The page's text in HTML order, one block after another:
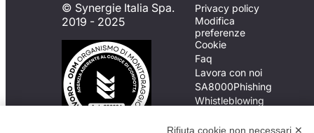
© Synergie Italia Spa.
2019 - 2025
Privacy policy
Modifica
preferenze
Cookie
Faq
Lavora con noi
SA8000Phishing
Whistleblowing
Rifiuta cookie non necessari ✕